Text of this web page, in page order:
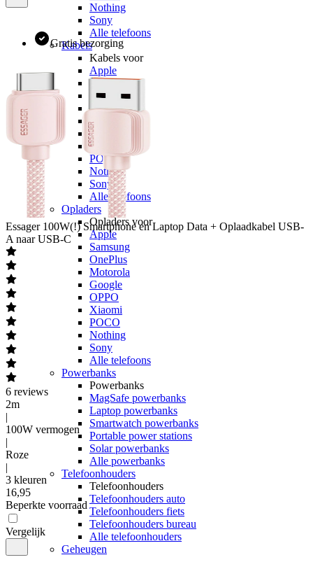
Nothing
Sony
Alle telefoons
Kabels
Kabels voor
Apple
Samsung
OnePlus
Motorola
Google
OPPO
Xiaomi
POCO
Nothing
Sony
Alle telefoons
Opladers
Opladers voor
Apple
Samsung
OnePlus
Motorola
Google
OPPO
Xiaomi
POCO
Nothing
Sony
Alle telefoons
Powerbanks
Powerbanks
MagSafe powerbanks
Laptop powerbanks
Smartwatch powerbanks
Portable power stations
Solar powerbanks
Alle powerbanks
Telefoonhouders
Telefoonhouders
Telefoonhouders auto
Telefoonhouders fiets
Telefoonhouders bureau
Alle telefoonhouders
Geheugen
Gratis bezorging
Essager 100W(!) Smartphone en Laptop Data + Oplaadkabel USB-
A naar USB-C
6 reviews
2m
|
100W vermogen
|
Roze
|
3 kleuren
16,95
Beperkte voorraad
Vergelijk